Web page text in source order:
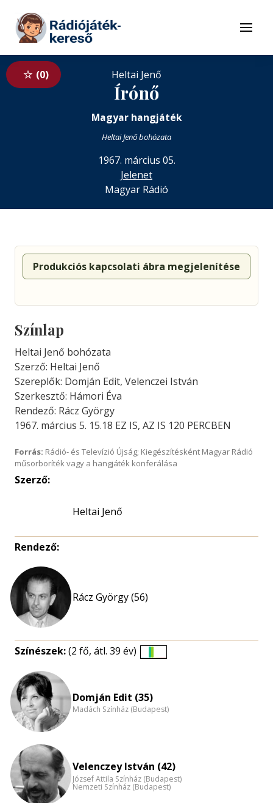
Tovább a tartalomhoz
Menü
0 Heltai Jenő
Írónő
Magyar hangjáték
Heltai Jenő bohózata
1967. március 05.
Jelenet
Magyar Rádió
Produkciós kapcsolati ábra megjelenítése
Színlap
Heltai Jenő bohózata
Szerző: Heltai Jenő
Szereplők: Domján Edit, Velenczei István
Szerkesztő: Hámori Éva
Rendező: Rácz György
1967. március 5. 15.18 EZ IS, AZ IS 120 PERCBEN
Forrás: Rádió- és Televízió Újság; Kiegészítésként Magyar Rádió
műsorboríték vagy a hangjáték konferálása
Szerző:
Heltai Jenő
Rendező:
Rácz György (56)
Színészek:(2 fő, átl. 39 év)
nagyítása
Domján Edit (35)
Madách Színház (Budapest)
Velenczey István (42)
József Attila Színház (Budapest)
Nemzeti Színház (Budapest)